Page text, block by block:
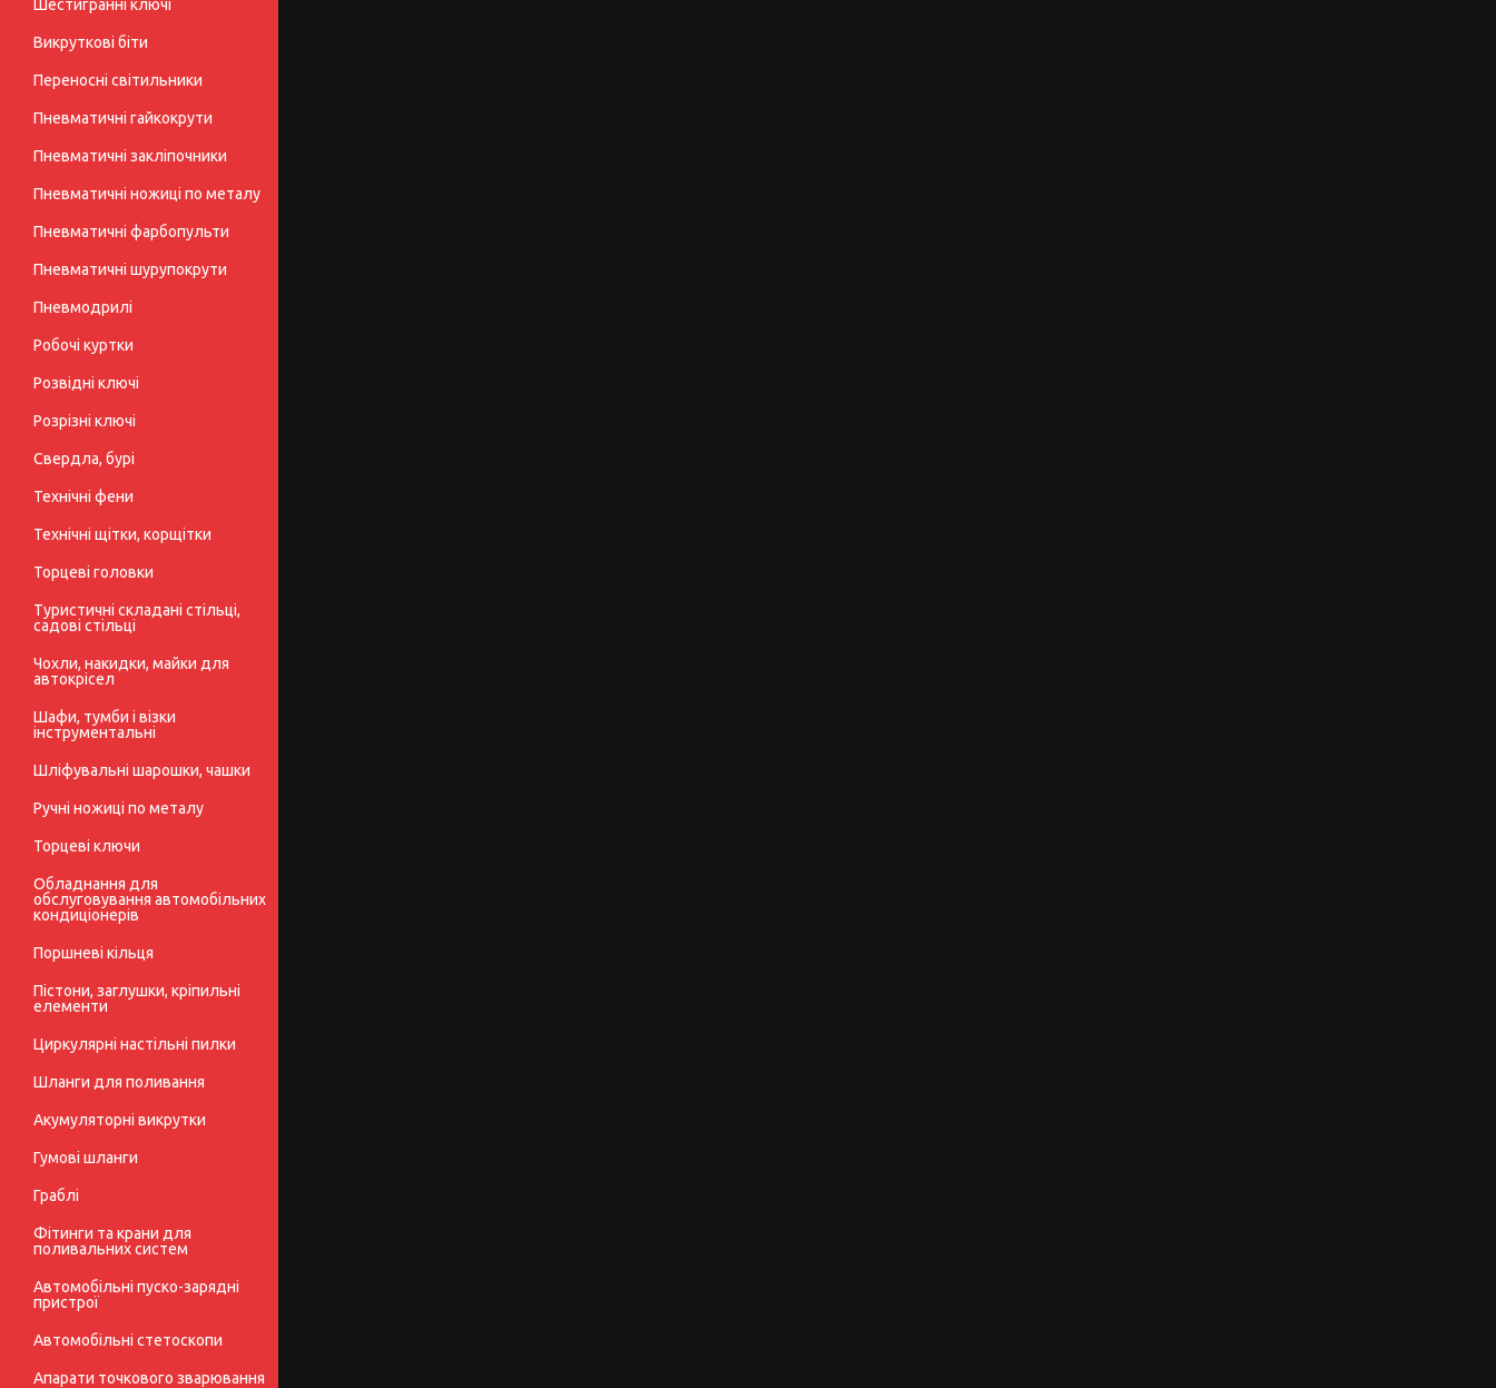
Шестигранні ключі
Викруткові біти
Переносні світильники
Пневматичні гайкокрути
Пневматичні закліпочники
Пневматичні ножиці по металу
Пневматичні фарбопульти
Пневматичні шурупокрути
Пневмодрилі
Робочі куртки
Розвідні ключі
Розрізні ключі
Свердла, бурі
Технічні фени
Технічні щітки, корщітки
Торцеві головки
Туристичні складані стільці,
садові стільці
Чохли, накидки, майки для
автокрісел
Шафи, тумби і візки
інструментальні
Шліфувальні шарошки, чашки
Ручні ножиці по металу
Торцеві ключи
Обладнання для
обслуговування автомобільних
кондиціонерів
Поршневі кільця
Пістони, заглушки, кріпильні
елементи
Циркулярні настільні пилки
Шланги для поливання
Акумуляторні викрутки
Гумові шланги
Граблі
Фітинги та крани для
поливальних систем
Автомобільні пуско-зарядні
пристрої
Автомобільні стетоскопи
Апарати точкового зварювання